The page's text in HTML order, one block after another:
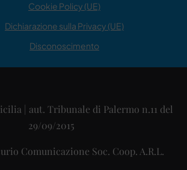
Cookie Policy (UE)
Dichiarazione sulla Privacy (UE)
Disconoscimento
| aut. Tribunale di Palermo n.11 del
29/09/2015
Comunicazione Soc. Coop. A.R.L.